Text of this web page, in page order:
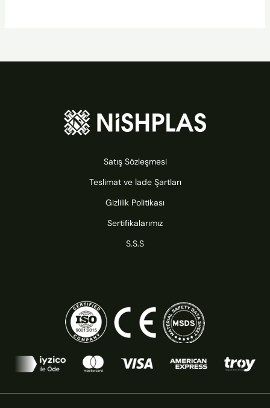
Satış Sözleşmesi
Teslimat ve İade Şartları
Gizlilik Politikası
Sertifikalarımız
S.S.S